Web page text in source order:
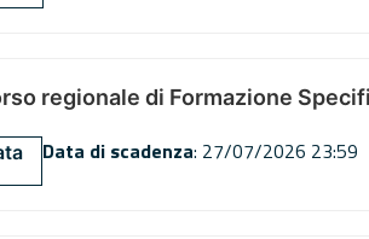
regionale di Formazione
Data di scadenza: 27/07/2026 23:59